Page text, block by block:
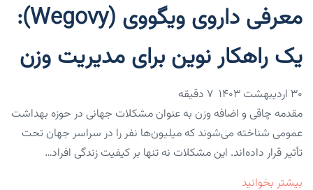
معرفی داروی ویگووی (Wegovy):
یک راهکار نوین برای مدیریت وزن
۳۰ اردیبهشت ۱۴۰۳
مقدمه چاقی و اضافه وزن به عنوان مشکلات جهانی در حوزه بهداشت
عمومی شناخته می‌شوند که میلیون‌ها نفر را در سراسر جهان تحت
تأثیر قرار داده‌اند. این مشکلات نه تنها بر کیفیت زندگی افراد…
بیشتر بخوانید